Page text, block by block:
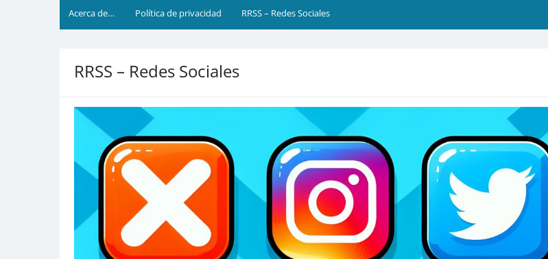
Acerca de… Política de privacidad RRSS – Redes Sociales
RRSS – Redes Sociales